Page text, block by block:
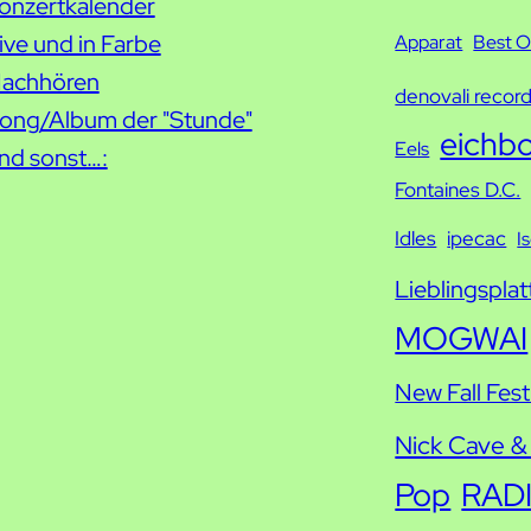
und in Farbe
Album der "Stunde"
sonst…:
c
Apparat Best
denovali
Eels
Fontaines D.C.
Idles ipecac
MOGWAI
New Fall
Nick Cave
Pop